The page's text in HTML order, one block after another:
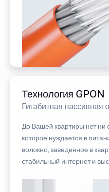
Технология GPON
Гигабитная пассивная
До Вашей квартиры нет ни
которое нуждается в
волокно, заведенное в
стабильный интернет и